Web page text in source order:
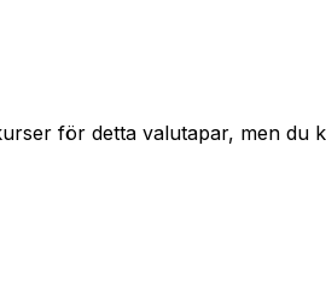
för detta valutapar, men du